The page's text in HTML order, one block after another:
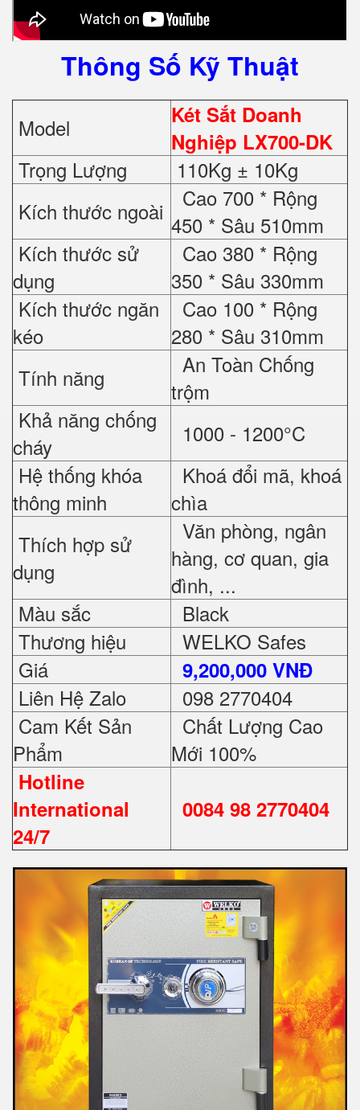
Thông Số Kỹ Thuật
Model
Két Sắt Doanh
Nghiệp LX700-DK
Trọng Lượng
110Kg ± 10Kg
Kích thước ngoài
Cao 700 * Rộng
450 * Sâu 510mm
Kích thước sử
dụng
Cao 380 * Rộng
350 * Sâu 330mm
Kích thước ngăn
kéo
Cao 100 * Rộng
280 * Sâu 310mm
Tính năng
An Toàn Chống
trộm
Khả năng chống
cháy
1000 - 1200°C
Hệ thống khóa
thông minh
Khoá đổi mã, khoá
chìa
Thích hợp sử
dụng
Văn phòng, ngân
hàng, cơ quan, gia
đình, ...
Màu sắc
Black
Thương hiệu
WELKO Safes
Giá
9,200,000 VNĐ
Liên Hệ Zalo
098 2770404
Cam Kết Sản
Phẩm
Chất Lượng Cao
Mới 100%
Hotline
International
24/7
0084 98 2770404